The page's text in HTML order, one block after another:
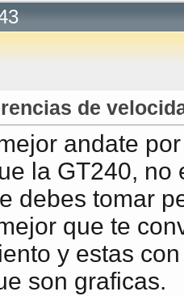
de
andate
la GT240,
debes tomar
que te
y estas
son graficas.